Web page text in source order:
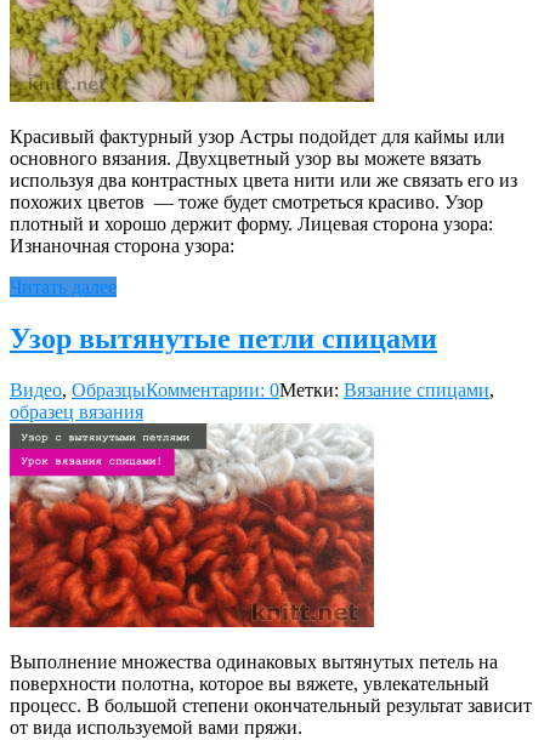
Красивый фактурный узор Астры подойдет для каймы или
основного вязания. Двухцветный узор вы можете вязать
используя два контрастных цвета нити или же связать его из
похожих цветов — тоже будет смотреться красиво. Узор
плотный и хорошо держит форму. Лицевая сторона узора:
Изнаночная сторона узора:
Читать далее
Узор вытянутые петли спицами
Видео, ОбразцыКомментарии: 0Метки: Вязание спицами,
образец вязания
Выполнение множества одинаковых вытянутых петель на
поверхности полот­на, которое вы вяжете, увлекательный
процесс. В большой степени окончатель­ный результат зависит
от вида используемой вами пря­жи.